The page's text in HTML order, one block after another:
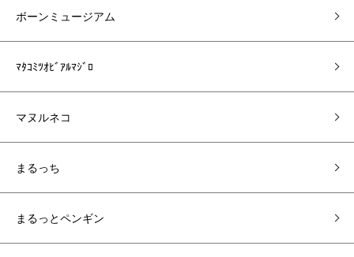
ボーンミュージアム
ﾏﾀｺﾐﾂｵﾋﾞｱﾙﾏｼﾞﾛ
マヌルネコ
まるっち
まるっとペンギン